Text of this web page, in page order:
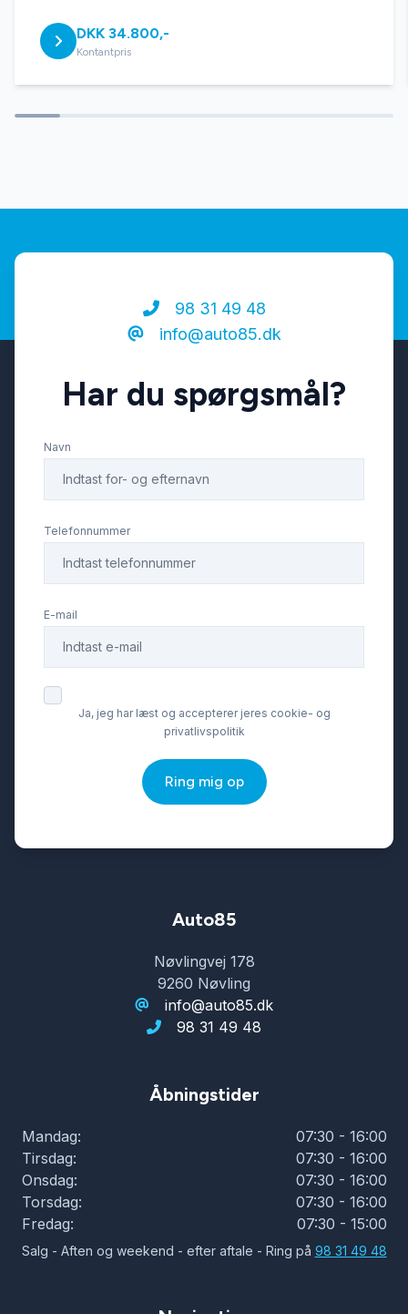
Elektrisk parkeringsbremse
Navigation
Nøglefri betjening
Service OK
Skiltegenkendelse
Splitbagsæder
Vejbaneassistent
DKK 34.800,-
Kontantpris
98 31 49 48
info@auto85.dk
Har du spørgsmål?
Navn
Telefonnummer
E-mail
Ja, jeg har læst og accepterer jeres cookie- og
privatlivspolitik
Ring mig op
Auto85
Nøvlingvej 178
9260 Nøvling
info@auto85.dk
98 31 49 48
Åbningstider
Mandag:
07:30 - 16:00
Tirsdag:
07:30 - 16:00
Onsdag:
07:30 - 16:00
Torsdag:
07:30 - 16:00
Fredag:
07:30 - 15:00
Salg - Aften og weekend - efter aftale - Ring på 98 31 49 48